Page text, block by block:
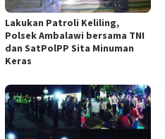
Lakukan Patroli Keliling,
Polsek Ambalawi bersama TNI
dan SatPolPP Sita Minuman
Keras